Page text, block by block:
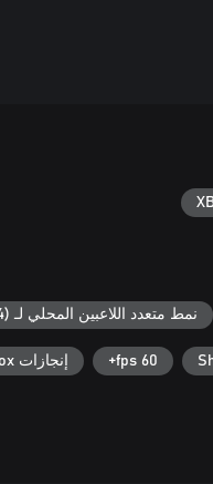
نمط متعدد اللاعبين المحلي لـ Xbox (2-4)
60 fps+ إنجازات Xbox